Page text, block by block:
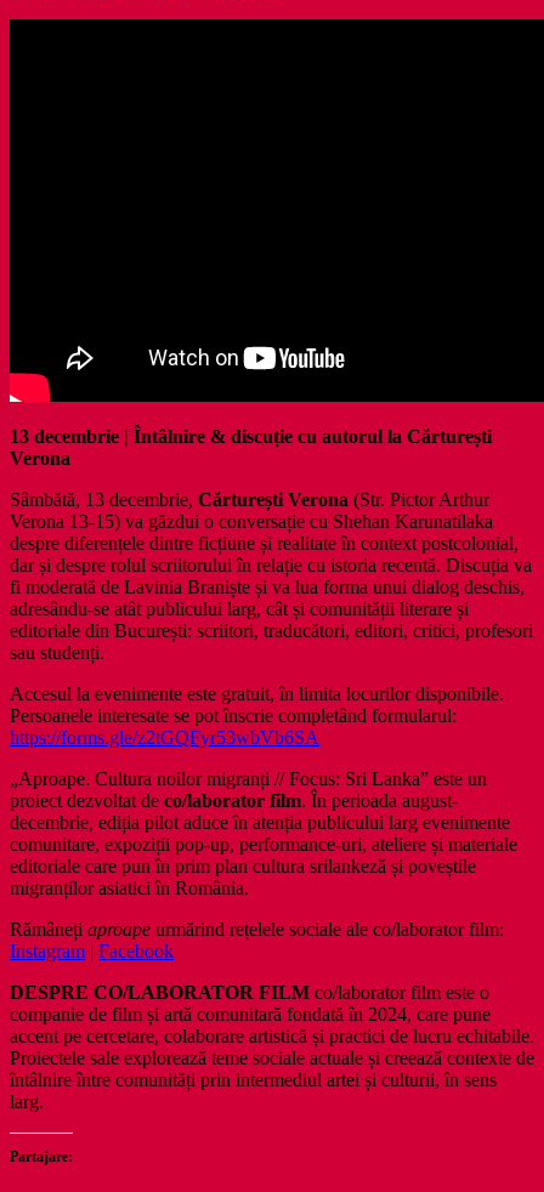
13 decembrie | Întâlnire & discuție cu autorul la Cărturești
Verona
Sâmbătă, 13 decembrie, Cărturești Verona (Str. Pictor Arthur
Verona 13-15) va găzdui o conversație cu Shehan Karunatilaka
despre diferențele dintre ficțiune și realitate în context postcolonial,
dar și despre rolul scriitorului în relație cu istoria recentă. Discuția va
fi moderată de Lavinia Braniște și va lua forma unui dialog deschis,
adresându-se atât publicului larg, cât și comunității literare și
editoriale din București: scriitori, traducători, editori, critici, profesori
sau studenți.
Accesul la evenimente este gratuit, în limita locurilor disponibile.
Persoanele interesate se pot înscrie completând formularul:
https://forms.gle/z2tGQFyr53wbVb6SA
„Aproape. Cultura noilor migranți // Focus: Sri Lanka” este un
proiect dezvoltat de co/laborator film. În perioada august-
decembrie, ediția pilot aduce în atenția publicului larg evenimente
comunitare, expoziții pop-up, performance-uri, ateliere și materiale
editoriale care pun în prim plan cultura srilankeză și poveștile
migranților asiatici în România.
Rămâneți aproape urmărind rețelele sociale ale co/laborator film:
Instagram | Facebook
DESPRE CO/LABORATOR FILM co/laborator film este o
companie de film și artă comunitară fondată în 2024, care pune
accent pe cercetare, colaborare artistică și practici de lucru echitabile.
Proiectele sale explorează teme sociale actuale și creează contexte de
întâlnire între comunități prin intermediul artei și culturii, în sens
larg.
Partajare: